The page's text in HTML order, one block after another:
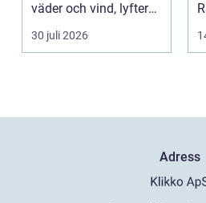
väder och vind, lyfter
helhetsintrycket...
30 juli 2026
Adress